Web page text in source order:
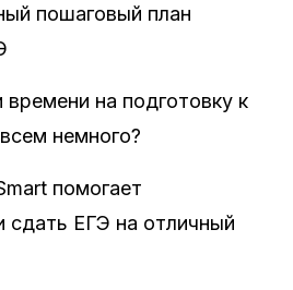
пошаговый план
времени на подготовку к
немного?
помогает
сдать ЕГЭ на отличный